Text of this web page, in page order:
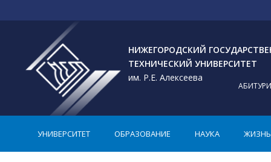
НИЖЕГОРОДСКИЙ
ТЕХНИЧЕСКИЙ УНИВЕРСИТЕТ
им. Р.Е. Алексеева
УНИВЕРСИТЕТ ОБРАЗОВАНИЕ НАУКА ЖИЗНЬ